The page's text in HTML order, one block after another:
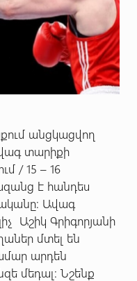
անցկացվող
տարիքի
/ 15 – 16
է հանդես
Ավագ
Աշիկ Գրիգորյանի
մտել են
արդեն
մեդալ: Նշենք